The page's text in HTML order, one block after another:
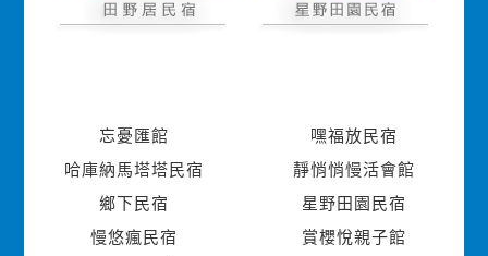
忘憂匯館
嘿福放民宿
哈庫納馬塔塔民宿
靜悄悄慢活會館
鄉下民宿
星野田園民宿
慢悠瘋民宿
賞櫻悅親子館